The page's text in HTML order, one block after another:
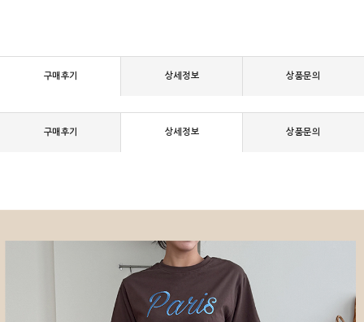
구매후기 상세정보 상품문의
구매후기 상세정보 상품문의